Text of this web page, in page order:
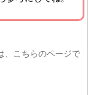
、こちらのページで